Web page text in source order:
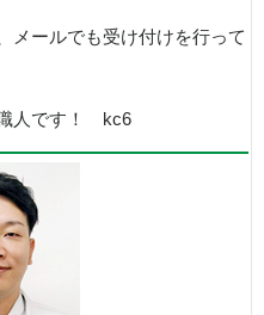
メールでも受け付けを行って
人です！ kc6